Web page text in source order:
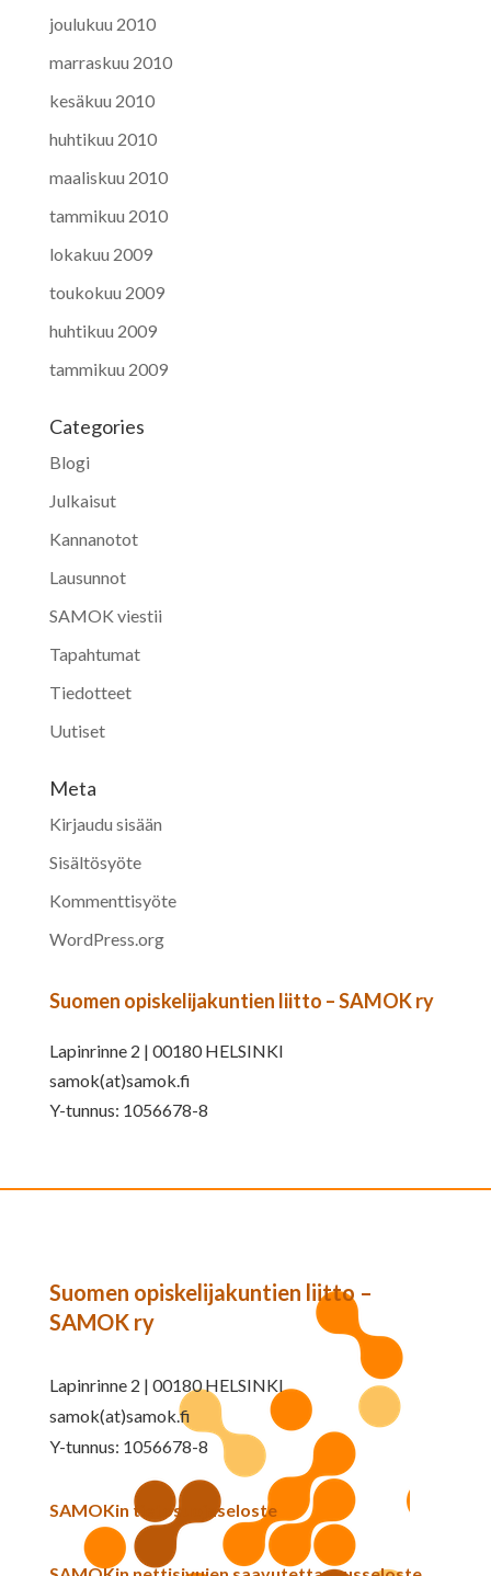
joulukuu 2010
marraskuu 2010
kesäkuu 2010
huhtikuu 2010
maaliskuu 2010
tammikuu 2010
lokakuu 2009
toukokuu 2009
huhtikuu 2009
tammikuu 2009
Categories
Blogi
Julkaisut
Kannanotot
Lausunnot
SAMOK viestii
Tapahtumat
Tiedotteet
Uutiset
Meta
Kirjaudu sisään
Sisältösyöte
Kommenttisyöte
WordPress.org
Suomen opiskelijakuntien liitto – SAMOK ry
Lapinrinne 2 | 00180 HELSINKI
samok(at)samok.fi
Y-tunnus: 1056678-8
Suomen opiskelijakuntien liitto –
SAMOK ry
Lapinrinne 2 | 00180 HELSINKI
samok(at)samok.fi
Y-tunnus: 1056678-8
SAMOKin tietosuojaseloste